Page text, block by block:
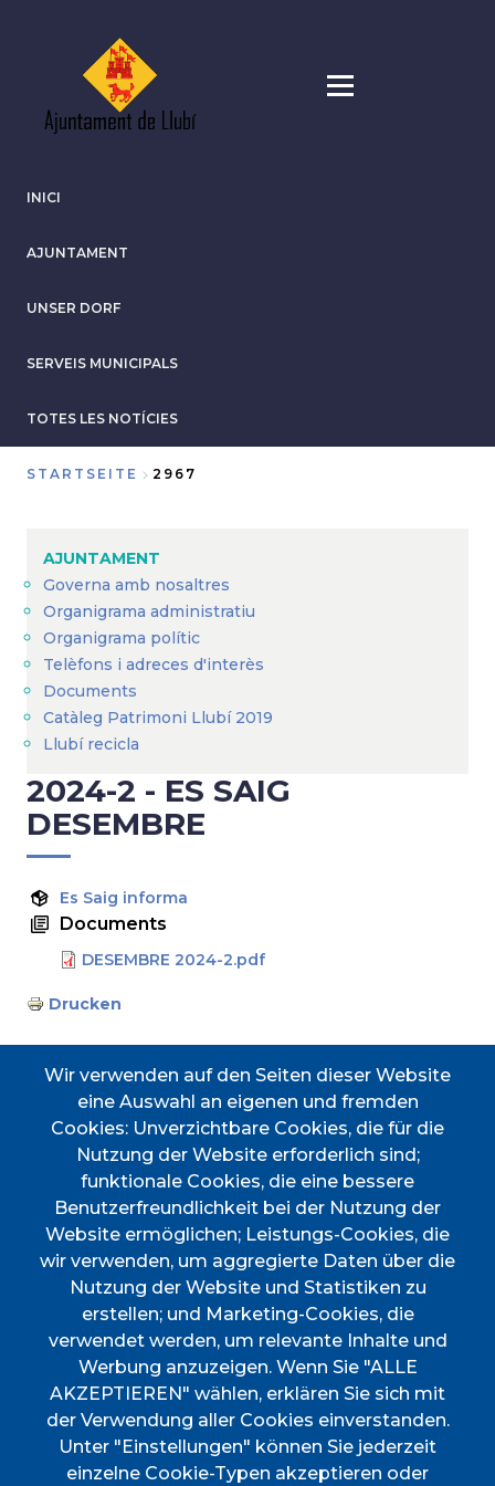
INICI
AJUNTAMENT
UNSER DORF
SERVEIS MUNICIPALS
TOTES LES NOTÍCIES
STARTSEITE 2967
AJUNTAMENT
Governa amb nosaltres
Organigrama administratiu
Organigrama polític
Telèfons i adreces d'interès
Documents
Catàleg Patrimoni Llubí 2019
Llubí recicla
2024-2 - ES SAIG
DESEMBRE
Es Saig informa
Documents
DESEMBRE 2024-2.pdf
Drucken
Accessos directes
TRANSPORT
TAULER D'ANUNCIS
PERFIL DEL
CONTRACTANT
CERTIFICAT DE VIATGE
PORTAL DE
TRANSPARÈNCIA
DOCUMENTS
D'INTERÈS
Menú
INICI
AJUNTAMENT
Wir verwenden auf den Seiten dieser Website
eine Auswahl an eigenen und fremden
Cookies: Unverzichtbare Cookies, die für die
Nutzung der Website erforderlich sind;
funktionale Cookies, die eine bessere
Benutzerfreundlichkeit bei der Nutzung der
Website ermöglichen; Leistungs-Cookies, die
wir verwenden, um aggregierte Daten über die
Nutzung der Website und Statistiken zu
erstellen; und Marketing-Cookies, die
verwendet werden, um relevante Inhalte und
Werbung anzuzeigen. Wenn Sie "ALLE
AKZEPTIEREN" wählen, erklären Sie sich mit
der Verwendung aller Cookies einverstanden.
Unter "Einstellungen" können Sie jederzeit
einzelne Cookie-Typen akzeptieren oder